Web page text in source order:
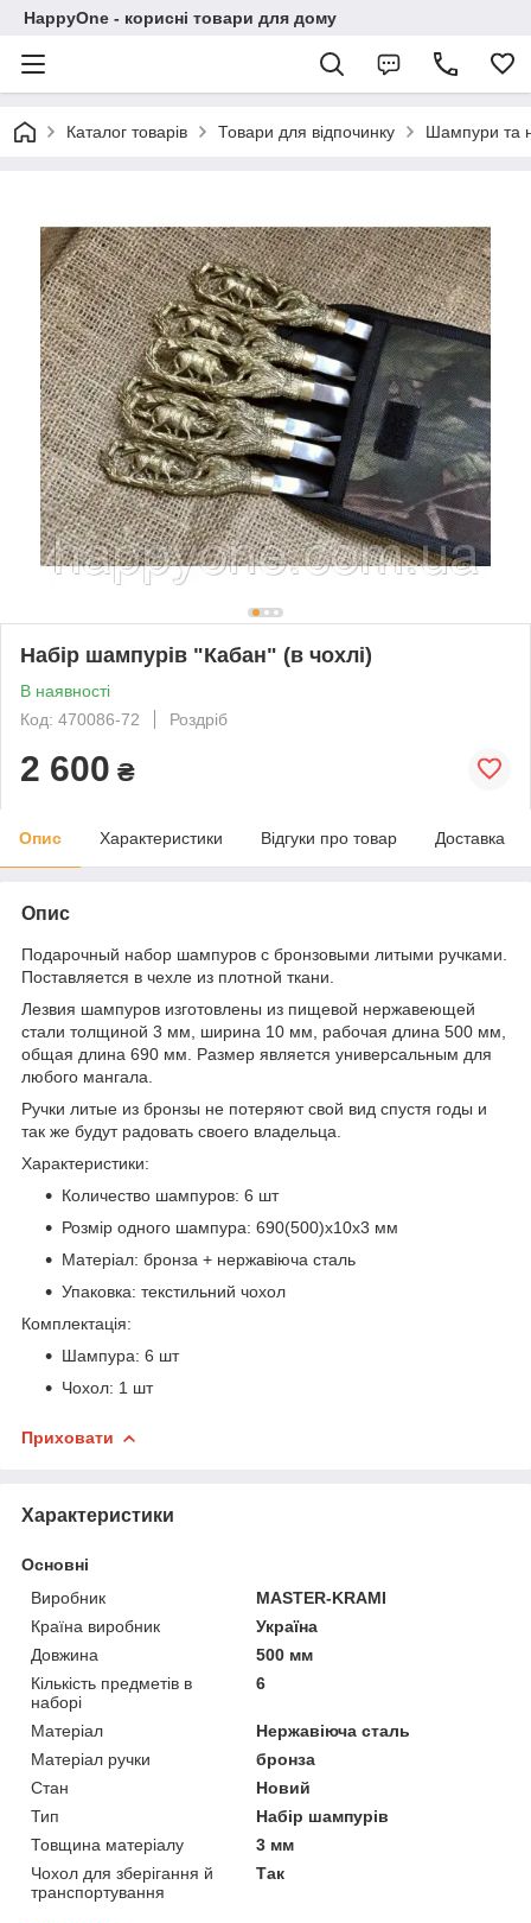
HappyOne - корисні товари для дому
Каталог товарів Товари для відпочинку Шампури та
Набір шампурів "Кабан" (в чохлі)
В наявності
Код: 470086-72
Роздріб
2 600 ₴
Опис Характеристики Відгуки про товар Доставка
Опис
Подарочный набор шампуров с бронзовыми литыми ручками.
Поставляется в чехле из плотной ткани.
Лезвия шампуров изготовлены из пищевой нержавеющей
стали толщиной 3 мм, ширина 10 мм, рабочая длина 500 мм,
общая длина 690 мм. Размер является универсальным для
любого мангала.
Ручки литые из бронзы не потеряют свой вид спустя годы и
так же будут радовать своего владельца.
Характеристики:
Количество шампуров: 6 шт
Розмір одного шампура: 690(500)х10х3 мм
Матеріал: бронза + нержавіюча сталь
Упаковка: текстильний чохол
Комплектація:
Шампура: 6 шт
Чохол: 1 шт
Приховати
Характеристики
Основні
Виробник
MASTER-KRAMI
Країна виробник
Україна
Довжина
500 мм
Кількість предметів в
наборі
6
Матеріал
Нержавіюча сталь
Матеріал ручки
бронза
Стан
Новий
Тип
Набір шампурів
Товщина матеріалу
3 мм
Чохол для зберігання й
транспортування
Так